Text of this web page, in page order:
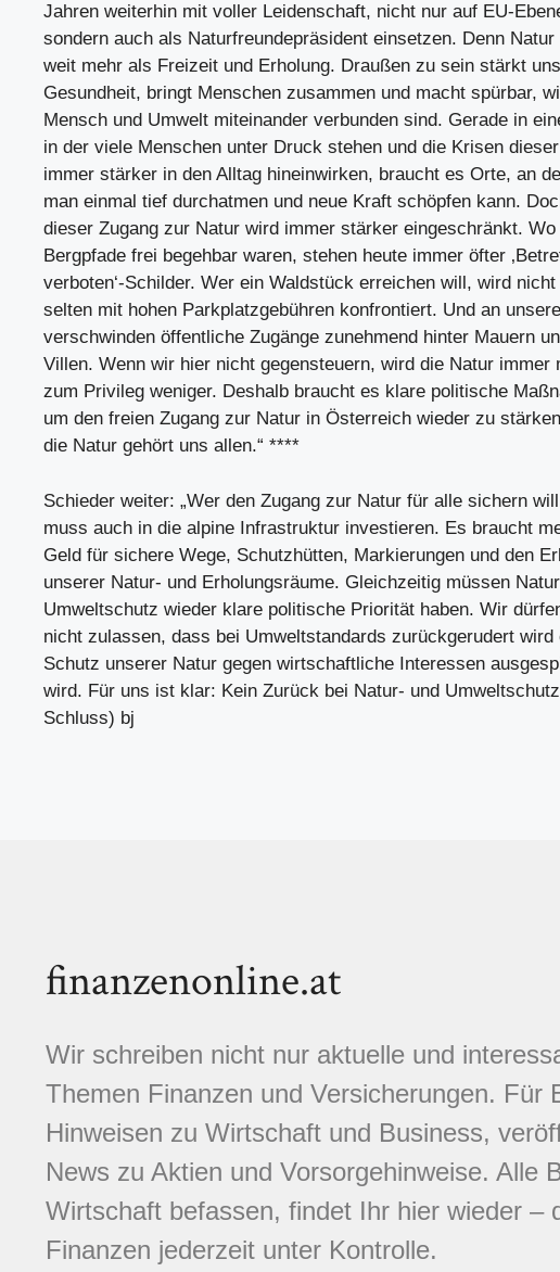
Jahren weiterhin mit voller Leidenschaft, nicht nur auf EU-
sondern auch als Naturfreundepräsident einsetzen. Denn Natur
weit mehr als Freizeit und Erholung. Draußen zu sein stärkt
Gesundheit, bringt Menschen zusammen und macht spürbar,
Mensch und Umwelt miteinander verbunden sind. Gerade in
in der viele Menschen unter Druck stehen und die Krisen
immer stärker in den Alltag hineinwirken, braucht es Orte, an
man einmal tief durchatmen und neue Kraft schöpfen kann.
dieser Zugang zur Natur wird immer stärker eingeschränkt.
Bergpfade frei begehbar waren, stehen heute immer öfter
verboten‘-Schilder. Wer ein Waldstück erreichen will, wird nicht
selten mit hohen Parkplatzgebühren konfrontiert. Und an
verschwinden öffentliche Zugänge zunehmend hinter Mauern
Villen. Wenn wir hier nicht gegensteuern, wird die Natur immer
zum Privileg weniger. Deshalb braucht es klare politische
um den freien Zugang zur Natur in Österreich wieder zu
die Natur gehört uns allen.“ ****
Schieder weiter: „Wer den Zugang zur Natur für alle sichern
muss auch in die alpine Infrastruktur investieren. Es braucht
Geld für sichere Wege, Schutzhütten, Markierungen und den
unserer Natur- und Erholungsräume. Gleichzeitig müssen
Umweltschutz wieder klare politische Priorität haben. Wir
nicht zulassen, dass bei Umweltstandards zurückgerudert wird
Schutz unserer Natur gegen wirtschaftliche Interessen
wird. Für uns ist klar: Kein Zurück bei Natur- und
Schluss) bj
finanzenonline.at
Wir schreiben nicht nur aktuelle und
Themen Finanzen und Versicherungen. Für
Hinweisen zu Wirtschaft und Business,
News zu Aktien und Vorsorgehinweise. Alle
Wirtschaft befassen, findet Ihr hier wieder –
Finanzen jederzeit unter Kontrolle.